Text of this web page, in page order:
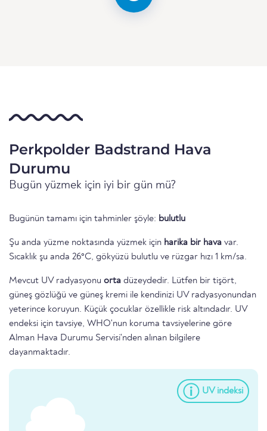
Perkpolder Badstrand Hava
Durumu
Bugün yüzmek için iyi bir gün mü?
Bugünün tamamı için tahminler şöyle: bulutlu
Şu anda yüzme noktasında yüzmek için harika bir hava var.
Sıcaklık şu anda 26°C, gökyüzü bulutlu ve rüzgar hızı 1 km/sa.
Mevcut UV radyasyonu orta düzeydedir. Lütfen bir tişört,
güneş gözlüğü ve güneş kremi ile kendinizi UV radyasyonundan
yeterince koruyun. Küçük çocuklar özellikle risk altındadır. UV
endeksi için tavsiye, WHO'nun koruma tavsiyelerine göre
Alman Hava Durumu Servisi'nden alınan bilgilere
dayanmaktadır.
UV indeksi